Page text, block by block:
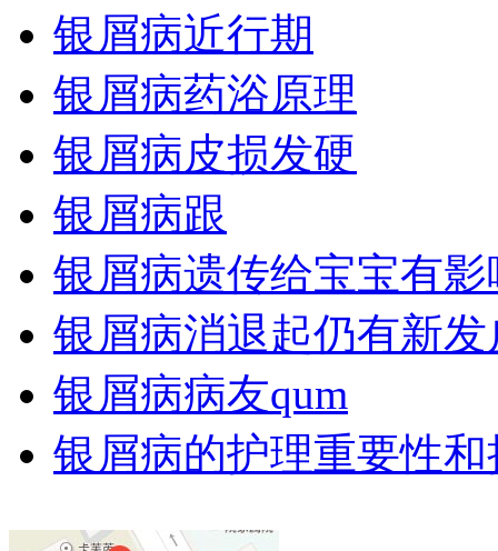
银屑病近行期
银屑病药浴原理
银屑病皮损发硬
银屑病跟
银屑病遗传给宝宝有影
银屑病消退起仍有新发
银屑病病友qum
银屑病的护理重要性和